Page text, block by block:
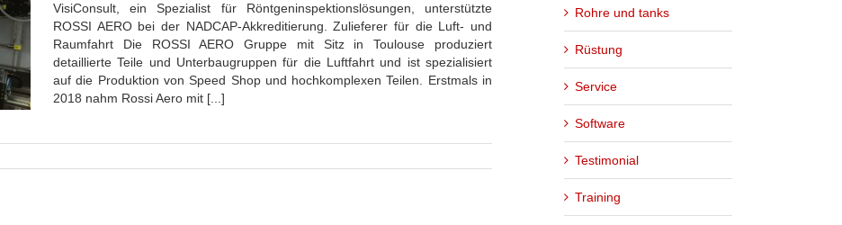
VisiConsult, ein Spezialist für Röntgeninspektionslösungen, unterstützte
ROSSI AERO bei der NADCAP-Akkreditierung. Zulieferer für die Luft- und
Raumfahrt Die ROSSI AERO Gruppe mit Sitz in Toulouse produziert
detaillierte Teile und Unterbaugruppen für die Luftfahrt und ist spezialisiert
auf die Produktion von Speed Shop und hochkomplexen Teilen. Erstmals in
2018 nahm Rossi Aero mit [...]
Rohre und tanks
Rüstung
Service
Software
Testimonial
Training